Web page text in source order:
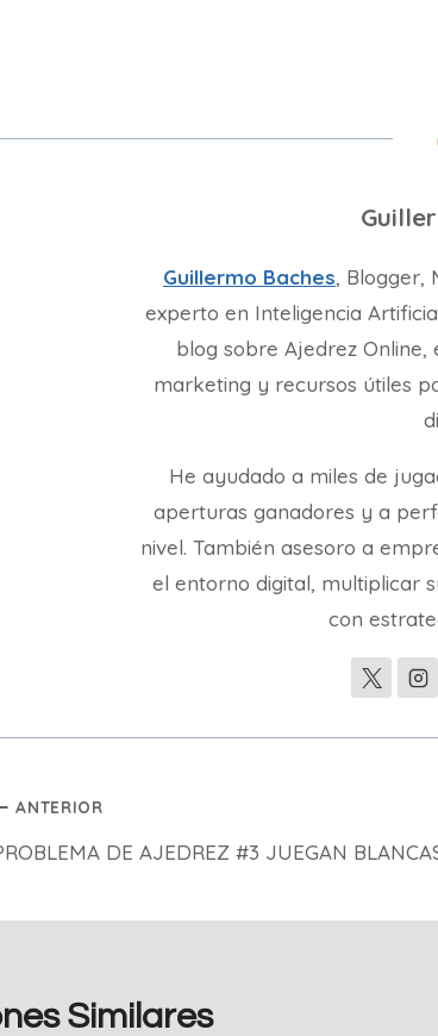
Guillermo Baches, Blogger,
experto en Inteligencia
blog sobre Ajedrez Online,
marketing y recursos útiles
He ayudado a miles de
aperturas ganadores y a
nivel. También asesoro a
el entorno digital, multiplicar
con
ANTERIOR
DE AJEDREZ #3 JUEGAN
Similares